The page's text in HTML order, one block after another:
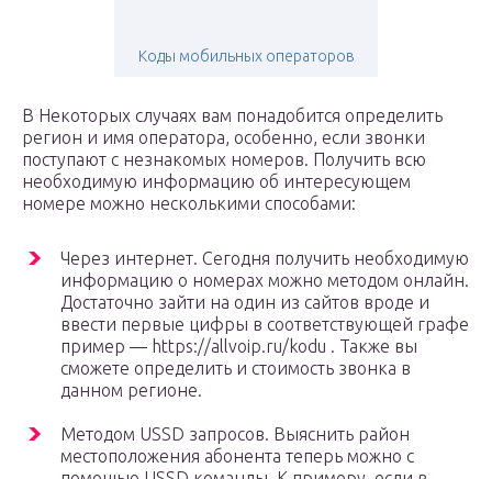
Коды мобильных операторов
В Некоторых случаях вам понадобится определить
регион и имя оператора, особенно, если звонки
поступают с незнакомых номеров. Получить всю
необходимую информацию об интересующем
номере можно несколькими способами:
Через интернет. Сегодня получить необходимую
информацию о номерах можно методом онлайн.
Достаточно зайти на один из сайтов вроде и
ввести первые цифры в соответствующей графе
пример — https://allvoip.ru/kodu . Также вы
сможете определить и стоимость звонка в
данном регионе.
Методом USSD запросов. Выяснить район
местоположения абонента теперь можно с